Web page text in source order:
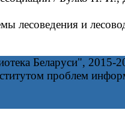
лесоведения и
Беларуси", 2015-
проблем